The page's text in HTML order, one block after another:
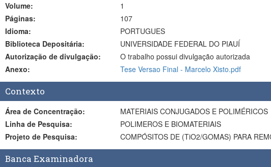
Volume:
1
Páginas:
107
Idioma:
PORTUGUES
Biblioteca Depositária:
UNIVERSIDADE FEDERAL DO PIAUÍ
Autorização de divulgação:
O trabalho possui divulgação autorizada
Anexo:
Tese Versao Final - Marcelo Xisto.pdf
Contexto
Área de Concentração:
MATERIAIS CONJUGADOS E POLIMÉRICOS
Linha de Pesquisa:
POLIMEROS E BIOMATERIAIS
Projeto de Pesquisa:
COMPÓSITOS DE (TiO2/GOMAS) PARA
Banca Examinadora